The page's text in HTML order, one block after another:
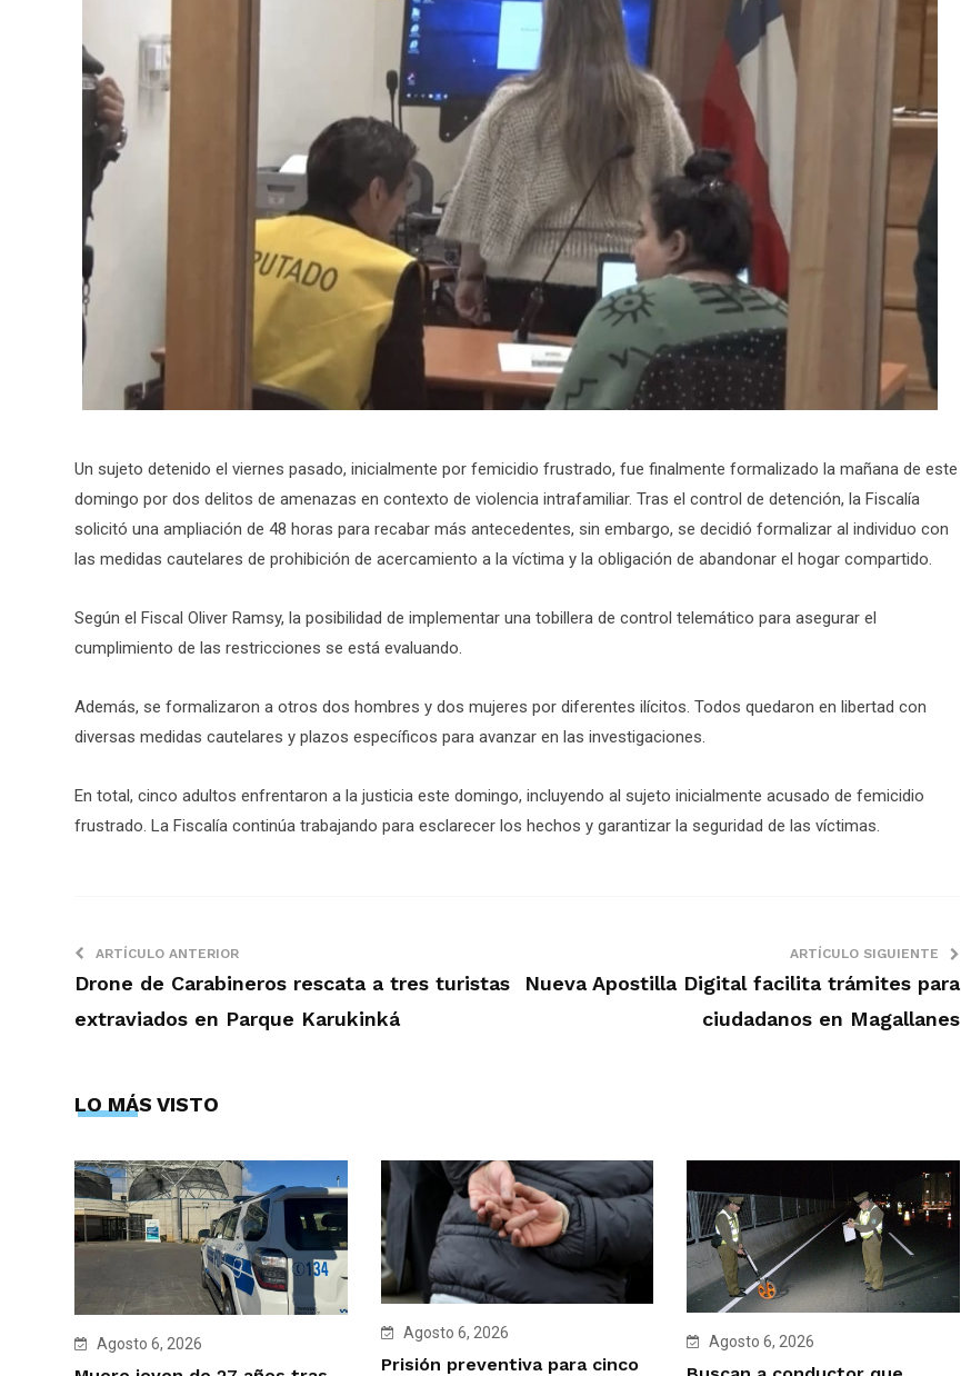
Un sujeto detenido el viernes pasado, inicialmente por femicidio frustrado, fue finalmente formalizado la mañana de este
domingo por dos delitos de amenazas en contexto de violencia intrafamiliar. Tras el control de detención, la Fiscalía
solicitó una ampliación de 48 horas para recabar más antecedentes, sin embargo, se decidió formalizar al individuo con
las medidas cautelares de prohibición de acercamiento a la víctima y la obligación de abandonar el hogar compartido.
Según el Fiscal Oliver Ramsy, la posibilidad de implementar una tobillera de control telemático para asegurar el
cumplimiento de las restricciones se está evaluando.
Además, se formalizaron a otros dos hombres y dos mujeres por diferentes ilícitos. Todos quedaron en libertad con
diversas medidas cautelares y plazos específicos para avanzar en las investigaciones.
En total, cinco adultos enfrentaron a la justicia este domingo, incluyendo al sujeto inicialmente acusado de femicidio
frustrado. La Fiscalía continúa trabajando para esclarecer los hechos y garantizar la seguridad de las víctimas.
ARTÍCULO ANTERIOR
Drone de Carabineros rescata a tres turistas
extraviados en Parque Karukinká
ARTÍCULO SIGUIENTE
Nueva Apostilla Digital facilita trámites para
ciudadanos en Magallanes
LO MÁS VISTO
Agosto 6, 2026
Agosto 6, 2026
Prisión preventiva para cinco
Agosto 6, 2026